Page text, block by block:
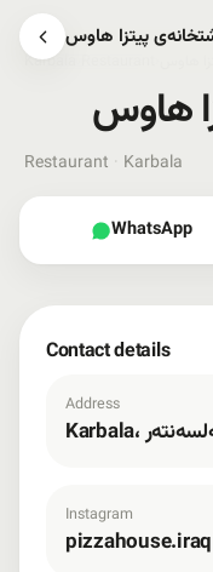
پیتزا هاوس
Karbala هاوس
هاوس
Restaurant · Karbala
WhatsApp
Contact details
Address
Instagram
pizzahouse.iraq